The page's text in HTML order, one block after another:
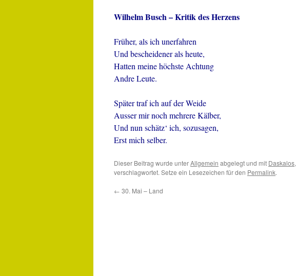
Wilhelm Busch – Kritik des Herzens
Früher, als ich unerfahren
Und bescheidener als heute,
Hatten meine höchste Achtung
Andre Leute.
Später traf ich auf der Weide
Ausser mir noch mehrere Kälber,
Und nun schätz‘ ich, sozusagen,
Erst mich selber.
Dieser Beitrag wurde unterAllgemein abgelegt und mit Daskalos,
verschlagwortet. Setze ein Lesezeichen für den Permalink.
← 30. Mai – Land